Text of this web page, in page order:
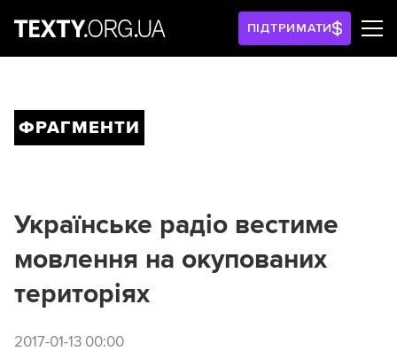
ПІДТРИМАТИ
ФРАГМЕНТИ
Українське радіо вестиме
мовлення на окупованих
територіях
2017-01-13 00:00